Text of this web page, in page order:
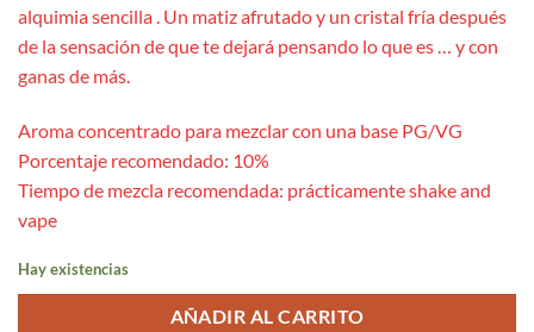
alquimia sencilla . Un matiz afrutado y un cristal fría después
de la sensación de que te dejará pensando lo que es … y con
ganas de más.
Aroma concentrado para mezclar con una base PG/VG
Porcentaje recomendado: 10%
Tiempo de mezcla recomendada: prácticamente shake and
vape
Hay existencias
AÑADIR AL CARRITO